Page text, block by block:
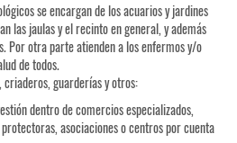
se encargan de los acuarios y jardines
las jaulas y el recinto en general, y además
Por otra parte atienden a los enfermos y/o
de todos.
criaderos, guarderías y otros:
dentro de comercios especializados,
asociaciones o centros por cuenta